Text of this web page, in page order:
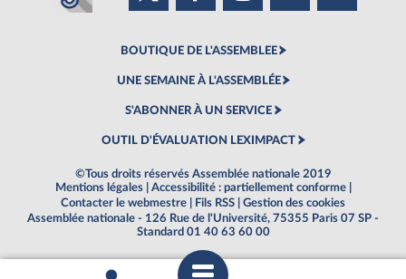
BOUTIQUE DE L'ASSEMBLEE
UNE SEMAINE À L'ASSEMBLÉE
S'ABONNER À UN SERVICE
OUTIL D'ÉVALUATION LEXIMPACT
©Tous droits réservés Assemblée nationale 2019
Mentions légales
Accessibilité : partiellement conforme
Contacter le webmestre
Fils RSS
Gestion des cookies
Assemblée nationale - 126 Rue de l'Université, 75355 Paris 07 SP -
Standard 01 40 63 60 00